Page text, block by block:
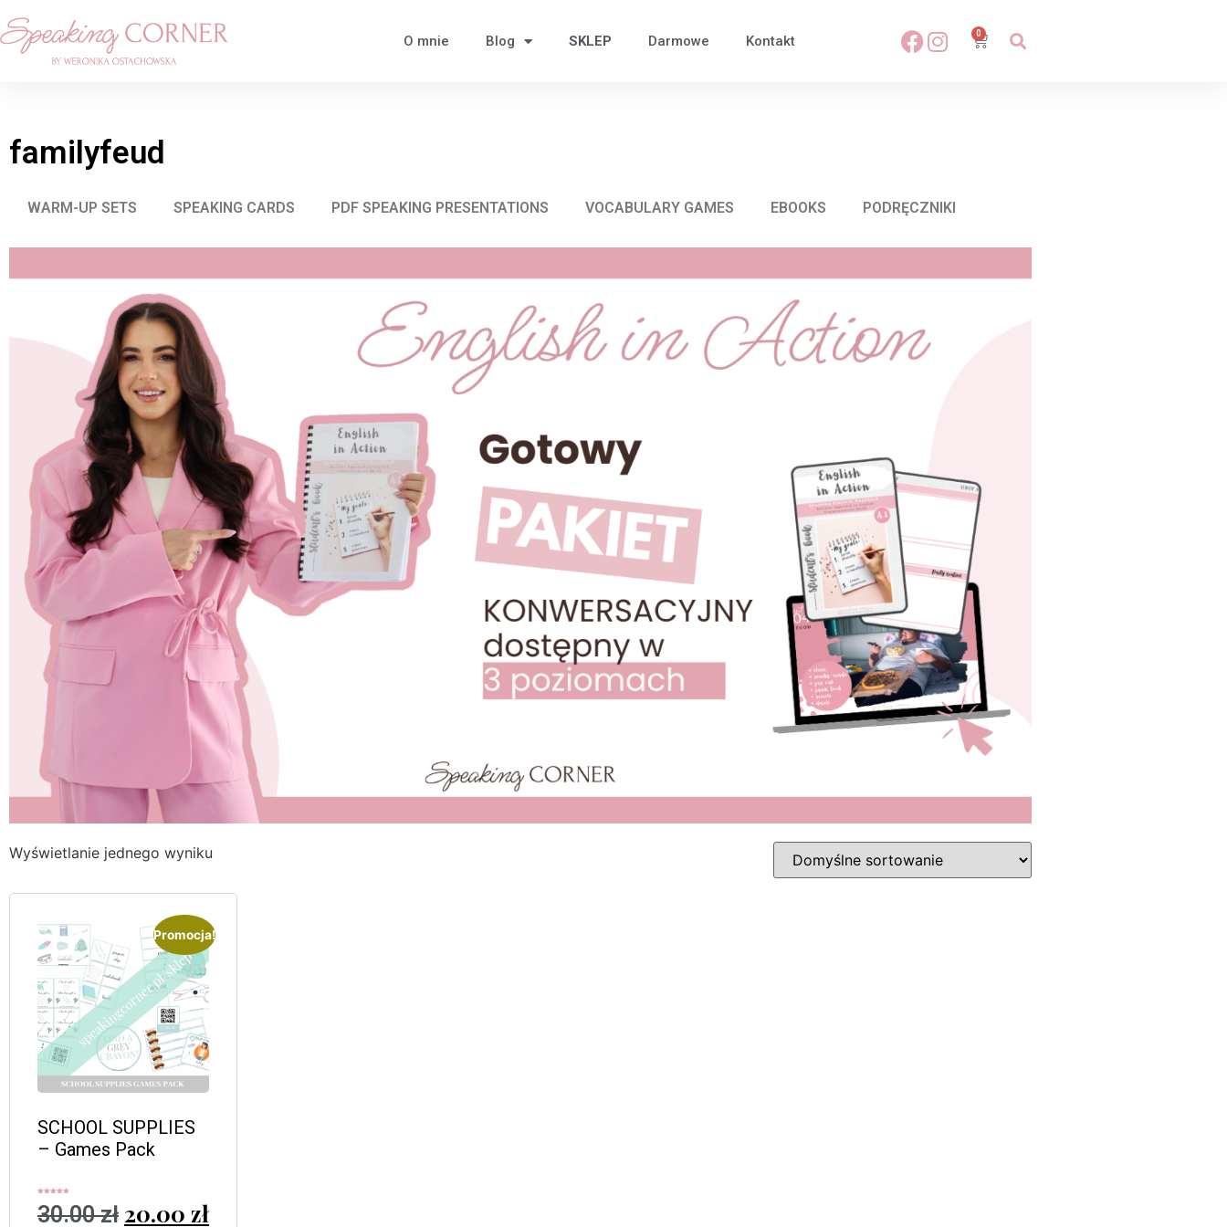
O mnie Blog SKLEP Darmowe Kontakt 0
familyfeud
WARM-UP SETS SPEAKING CARDS PDF SPEAKING PRESENTATIONS VOCABULARY GAMES EBOOKS PODRĘCZNIKI
Wyświetlanie jednego wyniku
Promocja!
SCHOOL SUPPLIES
– Games Pack
5.00
na 5
30.00zł 20.00 zł